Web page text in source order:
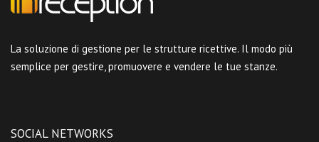
La soluzione di gestione per le strutture ricettive. Il modo più
semplice per gestire, promuovere e vendere le tue stanze.
SOCIAL NETWORKS